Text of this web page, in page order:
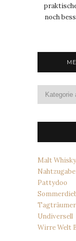
noch
Themen
Malt
Nahtzugabe
Pattydoo
Undiversell
Wirre Welt